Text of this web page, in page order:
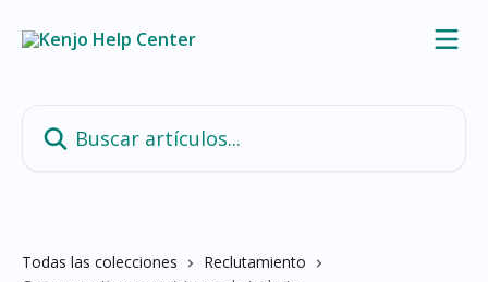
Todas las colecciones
Reclutamiento